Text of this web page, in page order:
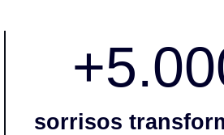
sorrisos
+